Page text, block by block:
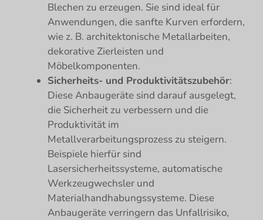
Blechen zu erzeugen. Sie sind ideal für
Anwendungen, die sanfte Kurven erfordern,
wie z. B. architektonische Metallarbeiten,
dekorative Zierleisten und
Möbelkomponenten.
Sicherheits- und Produktivitätszubehör:
Diese Anbaugeräte sind darauf ausgelegt,
die Sicherheit zu verbessern und die
Produktivität im
Metallverarbeitungsprozess zu steigern.
Beispiele hierfür sind
Lasersicherheitssysteme, automatische
Werkzeugwechsler und
Materialhandhabungssysteme. Diese
Anbaugeräte verringern das Unfallrisiko,